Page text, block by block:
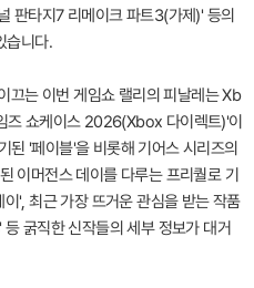
판타지7 리메이크 파트3(가제)' 등의
습니다.
끄는 이번 게임쇼 랠리의 피날레는 Xb
쇼케이스 2026(Xbox 다이렉트)'이
'페이블'을 비롯해 기어스 시리즈의
이머전스 데이를 다루는 프리퀄로 기
', 최근 가장 뜨거운 관심을 받는 작품
굵직한 신작들의 세부 정보가 대거